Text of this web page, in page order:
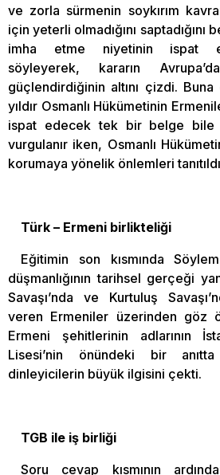
ve zorla sürmenin soykırım
için yeterli olmadığını
imha etme niyetinin ispat
söyleyerek, kararın
güçlendirdiğinin altını çizdi.
yıldır Osmanlı Hükümetinin
ispat edecek tek bir belge bile
vurgulanır iken, Osmanlı
korumaya yönelik önlemleri
Türk – Ermeni birlikteliği
Eğitimin son kısmında
düşmanlığının tarihsel gerçeği
Savaşı’nda ve Kurtuluş
veren Ermeniler üzerinden göz
Ermeni şehitlerinin adlarının
Lisesi’nin önündeki bir
dinleyicilerin büyük ilgisini çekti.
TGB ile iş birliği
Soru cevap kısmının